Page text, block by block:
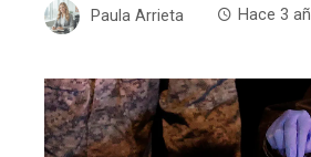
Paula Arrieta Hace 3